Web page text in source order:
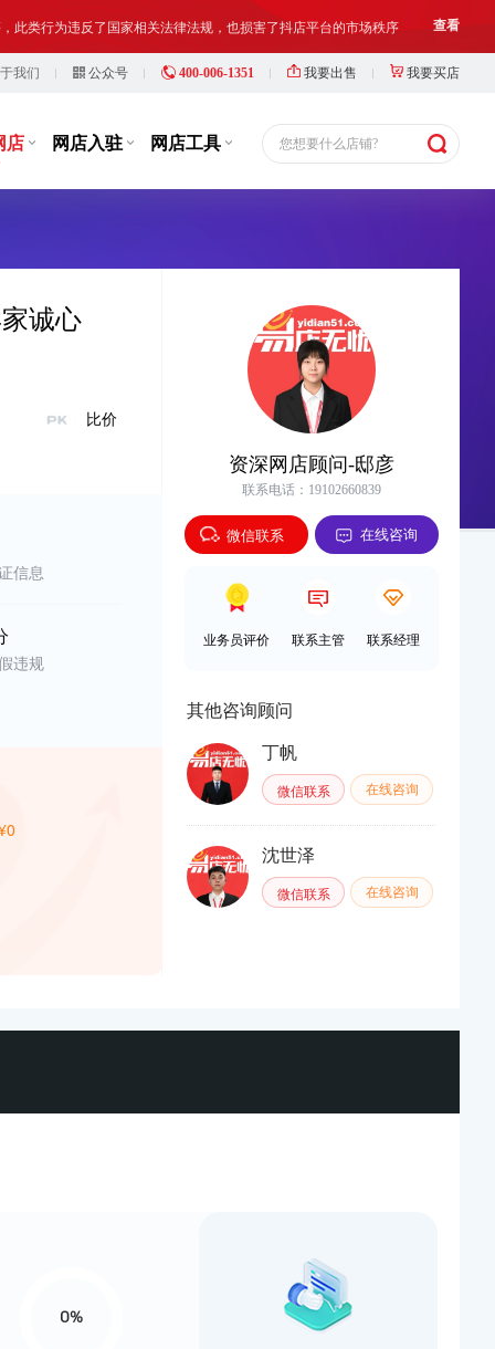
人、受让人、实际经营人均须对网络店铺进行合法合规经营和管理 查看
此类行为违反了国家相关法律法规，也损害了抖店平台的市场秩序 查看
人、受让人、实际经营人均须对网络店铺进行合法合规经营和管理 查看
我们 公众号 400-006-1351 我要出售 我要买店
店 网店入驻 网店工具 您想要什么店铺?
诚心
比价
信息
违规
资深网店顾问-邸彦
联系电话：19102660839
微信联系 在线咨询
业务员评价 联系主管 联系经理
其他咨询顾问
丁帆
微信联系
在线咨询
沈世泽
微信联系
在线咨询
0%